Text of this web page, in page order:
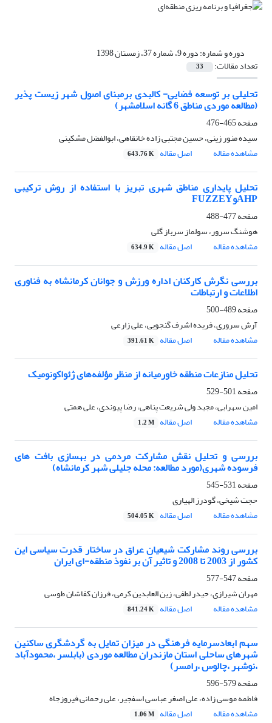
دوره و شماره:دوره 9، شماره 37، زمستان 1398
تعداد مقالات: 33
تحلیلی بر توسعه فضایی- کالبدی برمبنای اصول شهر زیست پذیر
(مطالعه موردی مناطق 6 گانه اسلامشهر)
صفحه465-476
سیده منور زینی، حسین مجتبی زاده خانقاهی، ابوالفضل مشکینی
مشاهده مقاله
اصل مقاله 643.76 K
تحلیل پایداری مناطق شهری تبریز با استفاده از روش ترکیبی
AHPوFUZZEY
صفحه477-488
هوشنگ سرور، سولماز سرباز گلی
مشاهده مقاله
اصل مقاله 634.9 K
بررسی نگرش کارکنان اداره ورزش و جوانان کرمانشاه به فناوری
اطلاعات و ارتباطات
صفحه489-500
آرش سروری، فریده اشرف گنجویی، علی زارعی
مشاهده مقاله
اصل مقاله 391.61 K
تحلیل منازعات منطقه خاورمیانه از منظر مؤلفه‌های ژئواکونومیک
صفحه501-529
امین سهرابی، مجید ولی شریعت پناهی، رضا پیوندی، علی همتی
مشاهده مقاله
اصل مقاله 1.2 M
بررسی و تحلیل نقش مشارکت مردمی در بهسازی بافت های
فرسوده شهری(مورد مطالعه: محله جلیلی شهر کرمانشاه)
صفحه531-545
حجت شیخی، گودرز الهیاری
مشاهده مقاله
اصل مقاله 504.05 K
بررسی روند مشارکت شیعیان عراق در ساختار قدرت سیاسی این
کشور از 2003 تا 2008 و تاثیر آن بر نفوذ منطقه-ای ایران
صفحه547-577
مهران شیرازی، حیدر لطفی، زین العابدین کرمی، فرزان کفاشان طوسی
مشاهده مقاله
اصل مقاله 841.24 K
سهم ابعادسرمایه فرهنگی در میزان تمایل به گردشگری ساکنین
شهرهای ساحلی استان مازندران مطالعه موردی (بابلسر ،محمودآباد
،نوشهر ،چالوس ،رامسر)
صفحه579-596
فاطمه موسی زاده، علی اصغر عباسی اسفجیر، علی رحمانی فیروزجاه
مشاهده مقاله
اصل مقاله 1.06 M